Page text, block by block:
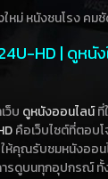
หม่ หนังชนโรง คมชั
HD | ดูหนั
ว็บ ดูหนังออนไลน์ที่
คือเว็บไซต์ที่ตอบ
ให้คุณรับชมหนังอ
รดูบนทุกอุปกรณ์